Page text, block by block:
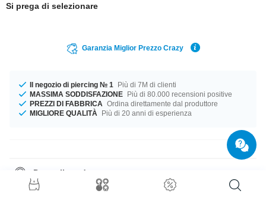
Si prega di selezionare
Garanzia Miglior Prezzo Crazy
Il negozio di piercing № 1
Più di 7M di clienti
MASSIMA SODDISFAZIONE Più di 80.000 recensioni positive
PREZZI DI FABBRICA Ordina direttamente dal produttore
MIGLIORE QUALITÀ
Più di 20 anni di esperienza
Dettagli prodotto
Questo articolo ti aspetta nella misura 1.6 mm. È possibile selezionare